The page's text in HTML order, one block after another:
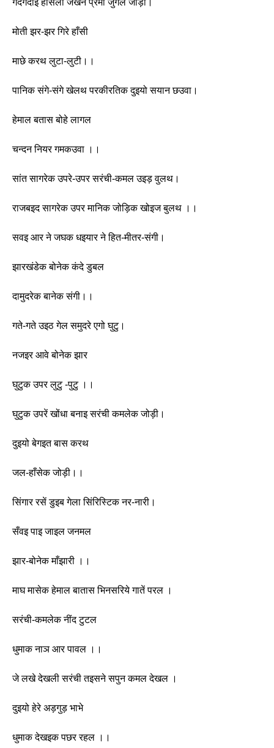
मोती झर-झर गिरे हाँसी
माछे करथ लुटा-लुटी।।
पानिक संगे-संगे खेलथ परकीरतिक दुइयो सयान छउवा।
हेमाल बतास बोहे लागल
चन्दन नियर गमकउवा ।।
सांत सागरेक उपरे-उपर सरंची-कमल उइड़ वुलथ।
राजबइद सागरेक उपर मानिक जोड़िक खोइज बुलथ ।।
सवइ आर ने जघक धइयार ने हित-मीतर-संगी।
झारखंडेक बोनेक कंदे डुबल
दामुदरेक बानेक संगी।।
गते-गते उइठ गेल समुदरे एगो घुटु।
नजइर आवे बोनेक झार
घुटुक उपर लुटु -पुटु ।।
घुटुक उपरें खोंधा बनाइ सरंची कमलेक जोड़ी।
दुइयो बेगइत बास करथ
जल-हाँसेक जोड़ी।।
सिंगार रसें डुइब गेला सिंरिस्टिक नर-नारी।
सँवइ पाइ जाइल जनमल
झार-बोनेक माँझारी ।।
माघ मासेक हेमाल बातास भिनसरिये गातें परल ।
सरंची-कमलेक नींद टुटल
धुमाक नाञ आर पावल ।।
जे लखे देखली सरंची तइसने सपुन कमल देखल ।
दुइयो हेरे अड़गुड़ भाभे
धुमाक देखइक पछर रहल ।।